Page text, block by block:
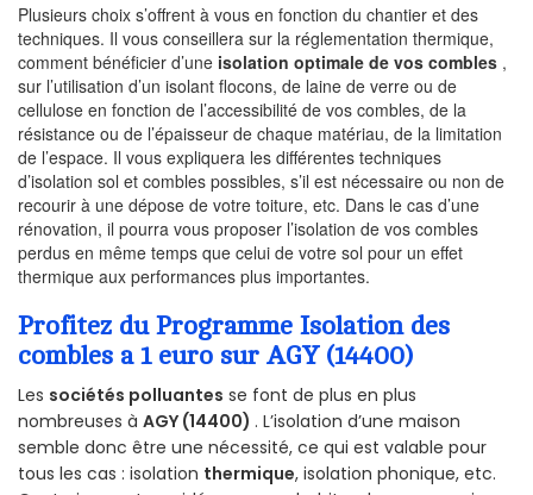
Plusieurs choix s’offrent à vous en fonction du chantier et des
techniques. Il vous conseillera sur la réglementation thermique,
comment bénéficier d’une isolation optimale de vos combles ,
sur l’utilisation d’un isolant flocons, de laine de verre ou de
cellulose en fonction de l’accessibilité de vos combles, de la
résistance ou de l’épaisseur de chaque matériau, de la limitation
de l’espace. Il vous expliquera les différentes techniques
d’isolation sol et combles possibles, s’il est nécessaire ou non de
recourir à une dépose de votre toiture, etc. Dans le cas d’une
rénovation, il pourra vous proposer l’isolation de vos combles
perdus en même temps que celui de votre sol pour un effet
thermique aux performances plus importantes.
Profitez du Programme Isolation des
combles a 1 euro sur AGY (14400)
Les sociétés polluantes se font de plus en plus
nombreuses à AGY (14400) . L’isolation d’une maison
semble donc être une nécessité, ce qui est valable pour
tous les cas : isolation thermique, isolation phonique, etc.